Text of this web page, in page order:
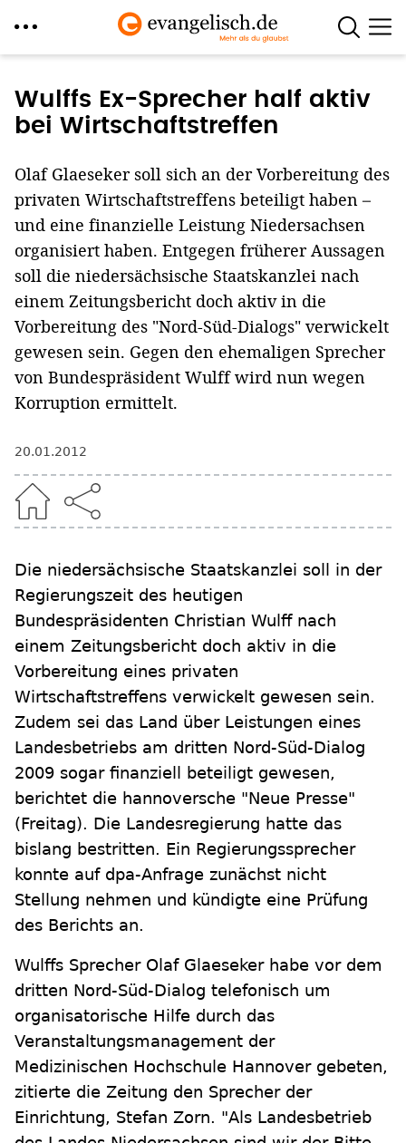
zum
Inhalt
Wulffs Ex-Sprecher half aktiv
bei Wirtschaftstreffen
Olaf Glaeseker soll sich an der Vorbereitung des
privaten Wirtschaftstreffens beteiligt haben –
und eine finanzielle Leistung Niedersachsen
organisiert haben. Entgegen früherer Aussagen
soll die niedersächsische Staatskanzlei nach
einem Zeitungsbericht doch aktiv in die
Vorbereitung des "Nord-Süd-Dialogs" verwickelt
gewesen sein. Gegen den ehemaligen Sprecher
von Bundespräsident Wulff wird nun wegen
Korruption ermittelt.
20.01.2012
Die niedersächsische Staatskanzlei soll in der
Regierungszeit des heutigen
Bundespräsidenten Christian Wulff nach
einem Zeitungsbericht doch aktiv in die
Vorbereitung eines privaten
Wirtschaftstreffens verwickelt gewesen sein.
Zudem sei das Land über Leistungen eines
Landesbetriebs am dritten Nord-Süd-Dialog
2009 sogar finanziell beteiligt gewesen,
berichtet die hannoversche "Neue Presse"
(Freitag). Die Landesregierung hatte das
bislang bestritten. Ein Regierungssprecher
konnte auf dpa-Anfrage zunächst nicht
Stellung nehmen und kündigte eine Prüfung
des Berichts an.
Wulffs Sprecher Olaf Glaeseker habe vor dem
dritten Nord-Süd-Dialog telefonisch um
organisatorische Hilfe durch das
Veranstaltungsmanagement der
Medizinischen Hochschule Hannover gebeten,
zitierte die Zeitung den Sprecher der
Einrichtung, Stefan Zorn. "Als Landesbetrieb